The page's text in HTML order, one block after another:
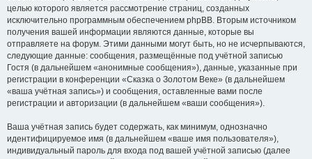
целью которого является рассмотрение страниц, созданных
исключительно программным обеспечением phpBB. Вторым источником
получения вашей информации являются данные, которые вы
отправляете на форум. Этими данными могут быть, но не исчерпываются,
следующие данные: сообщения, размещённые под учётной записью
Гостя (в дальнейшем «анонимные сообщения»), данные, указанные при
регистрации в конференции «Сказка о Золотом Веке» (в дальнейшем
«ваша учётная запись») и сообщения, оставленные вами после
регистрации и авторизации (в дальнейшем «ваши сообщения»).
Ваша учётная запись будет содержать, как минимум, однозначно
идентифицируемое имя (в дальнейшем «ваше имя пользователя»),
индивидуальный пароль для входа под вашей учётной записью (далее